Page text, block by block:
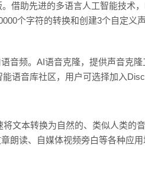
借助先进的多语言人工智能技术
个字符的转换和创建3个自定义声
音频。AI语音克隆，提供声音克
语音库社区，用户可选择加入
文本转换为自然的、类似人类的
朗读、自媒体视频旁白等各种应用